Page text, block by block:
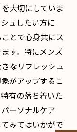
大切にしていま
ュしたい方に
とで心身共にス
す。特にメンズ
なリフレッシュ
がアップするこ
有の落ち着いた
ーソナルケア
みてはいかがで